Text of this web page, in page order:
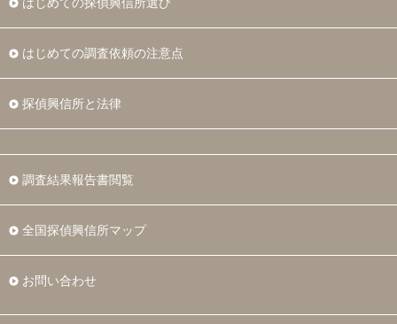
はじめての探偵興信所選び
はじめての調査依頼の注意点
探偵興信所と法律
調査結果報告書閲覧
全国探偵興信所マップ
お問い合わせ